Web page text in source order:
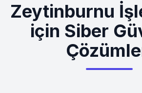
Zeytinburnu
için Siber